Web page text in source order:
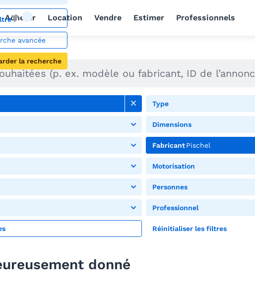
Acheter Location Vendre Estimer Professionnels
avancée
la recherche
Type
Dimensions
FabricantPischel
Motorisation
Personnes
Professionnel
Réinitialiser les filtres
donné